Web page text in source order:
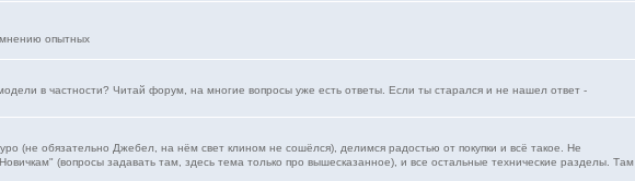
опытных
в частности? Читай форум, на многие вопросы уже есть ответы. Если ты старался и не нашел ответ -
(не обязательно Джебел, на нём свет клином не сошёлся), делимся радостью от покупки и всё такое. Не
(вопросы задавать там, здесь тема только про вышесказанное), и все остальные технические разделы. Там